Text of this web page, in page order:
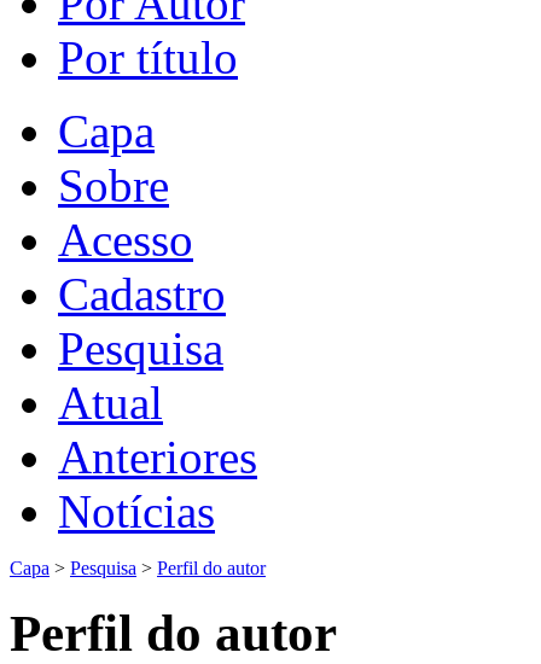
Por título
Capa
Sobre
Acesso
Cadastro
Pesquisa
Atual
Anteriores
Notícias
Capa > Pesquisa > Perfil do autor
Perfil do autor